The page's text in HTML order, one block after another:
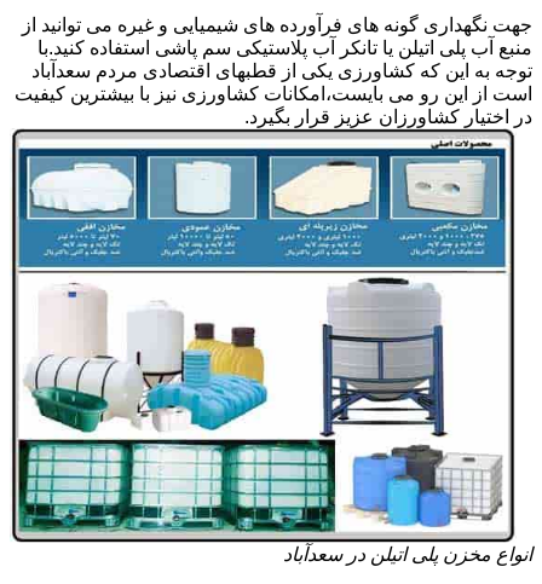
جهت نگهداری گونه های فرآورده های شیمیایی و غیره می توانید از
منبع آب پلی اتیلن یا تانکر آب پلاستیکی سم پاشی استفاده کنید.با
توجه به این که کشاورزی یکی از قطبهای اقتصادی مردم سعدآباد
است از این رو می بایست،امکانات کشاورزی نیز با بیشترین کیفیت
در اختیار کشاورزان عزیز قرار بگیرد.
انواع مخزن پلی اتیلن در سعدآباد